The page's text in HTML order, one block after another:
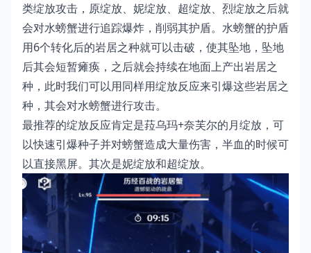
类绽放攻击，原绽放、妮绽放、超绽放、烈绽放之后就
会对水螃蟹进行追踪爆炸，削弱其护盾。水螃蟹的护盾
用6个转化后的岩居之种就可以击破，使其坠地，坠地
后其会短暂瘫痪，之后就会持续在地面上产出岩居之
种，此时我们可以用同样用绽放反应来引爆这些岩居之
种，其会对水螃蟹进行攻击。
最推荐的绽放反应肯定是菈乌玛+奈芙尔的月绽放，可
以快速引爆种子并对螃蟹造成大量伤害，半血的时候可
以直接黑屏。其次是妮绽放和超绽放。